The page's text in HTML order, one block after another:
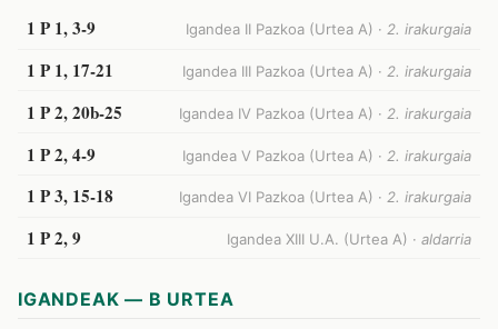
1 P 1, 3-9 Igandea II Pazkoa (Urtea A) · 2. irakurgaia
1 P 1, 17-21 Igandea III Pazkoa (Urtea A) · 2. irakurgaia
1 P 2, 20b-25 Igandea IV Pazkoa (Urtea A) · 2. irakurgaia
1 P 2, 4-9 Igandea V Pazkoa (Urtea A) · 2. irakurgaia
1 P 3, 15-18 Igandea VI Pazkoa (Urtea A) · 2. irakurgaia
1 P 2, 9 Igandea XIII U.A. (Urtea A) · aldarria
IGANDEAK — B URTEA